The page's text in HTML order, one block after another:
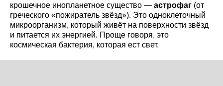
крошечное инопланетное существо — астрофаг (от
греческого «пожиратель звёзд»). Это одноклеточный
микроорганизм, который живёт на поверхности звёзд
и питается их энергией. Проще говоря, это
космическая бактерия, которая ест свет.